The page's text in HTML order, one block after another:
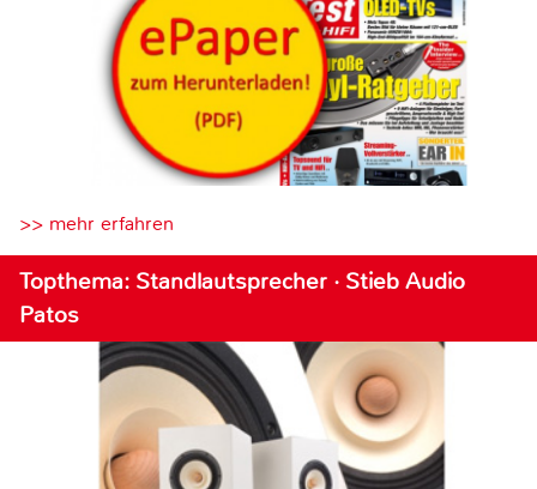
>> mehr erfahren
Topthema: Standlautsprecher · Stieb Audio
Patos